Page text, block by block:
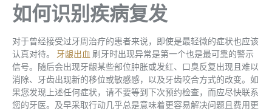
如何识别疾病复发
对于曾经接受过牙周治疗的患者来说，即使是最轻微的症状也应该
认真对待。
牙龈出血 刷牙时出现异常是第一个也是最可靠的警示
信号。随后会出现牙龈某些部位肿胀或发红、口臭反复出现且难以
消除、牙齿出现新的移位或敏感感，以及牙齿咬合方式的改变。如
果您发现上述任何症状，请不要等到下次预约检查，而应尽快联系
您的牙医。及早采取行动几乎总是意味着更容易解决问题且费用更